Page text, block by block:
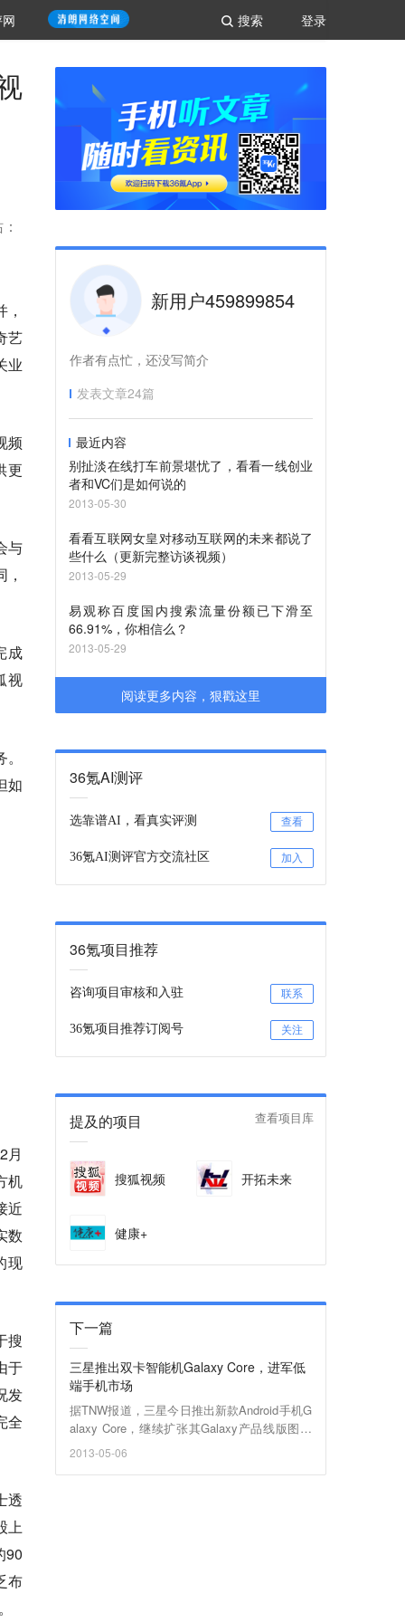
登录
搜索
艺
业
频
更
与
成
视
如
月
机
近
数
现
搜
于
发
全
透
上
90
布
新用户459899854
作者有点忙，还没写简介
发表文章24篇
最近内容
别扯淡在线打车前景堪忧了，看看一线创业
者和VC们是如何说的
2013-05-30
看看互联网女皇对移动互联网的未来都说了
些什么（更新完整访谈视频）
2013-05-29
易观称百度国内搜索流量份额已下滑至
66.91%，你相信么？
2013-05-29
阅读更多内容，狠戳这里
36氪AI测评
选靠谱AI，看真实评测 查看
36氪AI测评官方交流社区 加入
36氪项目推荐
咨询项目审核和入驻 联系
36氪项目推荐订阅号 关注
提及的项目 查看项目库
搜狐视频 开拓未来
健康+
下一篇
三星推出双卡智能机Galaxy Core，进军低
端手机市场
据TNW报道，三星今日推出新款Android手机G
alaxy Core，继续扩张其Galaxy产品线版图，
意图占领低端智能机市场。Galaxy Core配备4.
2013-05-06